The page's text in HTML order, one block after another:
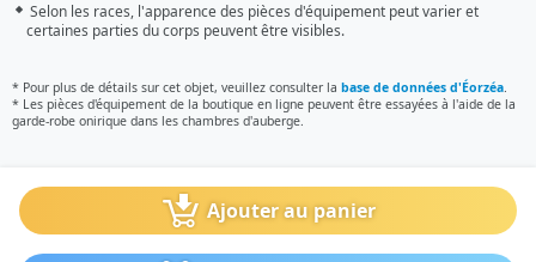
Selon les races, l'apparence des pièces d'équipement peut varier et
certaines parties du corps peuvent être visibles.
* Pour plus de détails sur cet objet, veuillez consulter la base de données d'Éorzéa.
* Les pièces d'équipement de la boutique en ligne peuvent être essayées à l'aide de la
garde-robe onirique dans les chambres d'auberge.
Ajouter au panier